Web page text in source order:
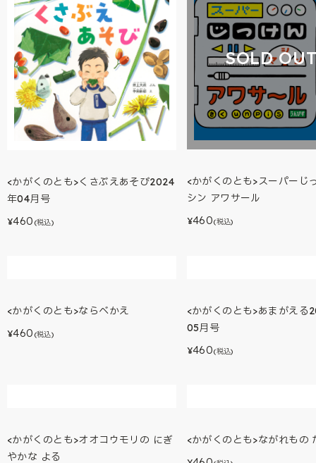
<かがくのとも>くさぶえあそび2024
年04月号
¥460 (税込)
SOLD
<かがくのとも>スーパーじ
シン アワサール
¥460(税込)
<かがくのとも>あまがえる
05月号
¥460(税込)